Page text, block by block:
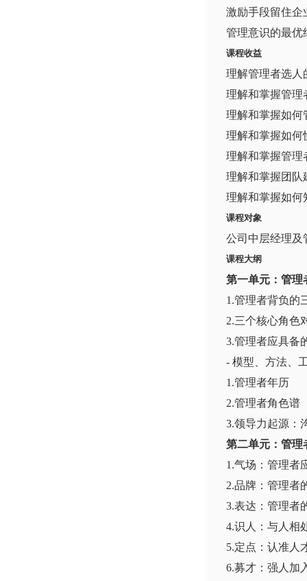
激励手段留住企
管理意识的最优
课程收益
理解管理者选人
理解和掌握管理
理解和掌握如何
理解和掌握如何
理解和掌握管理
理解和掌握团队
理解和掌握如何
课程对象
公司中层经理及
课程大纲
第一单元：管理
1.管理者背负的
2.三个核心角色
3.管理者应具备
- 模型、方法、
1.管理者年历
2.管理者角色谱
3.领导力起源：
第二单元：管理
1.气场：管理者
2.品牌：管理者
3.表达：管理者
4.识人：与人相
5.定点：认准人
6.募才：强人加